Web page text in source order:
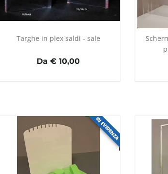
Targhe in plex saldi - sale
Da € 10,00
IN EVIDENZA